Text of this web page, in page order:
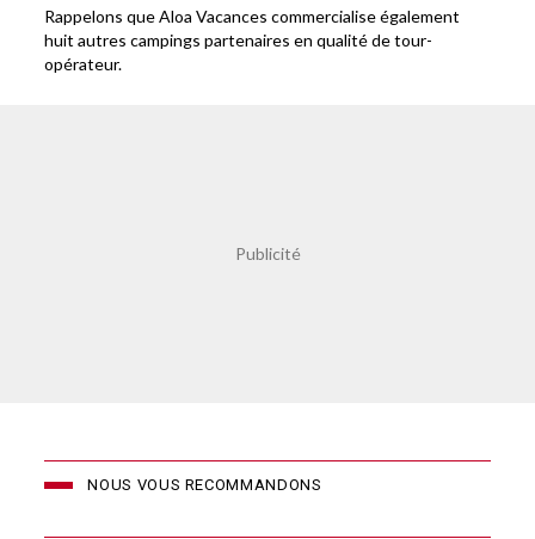
Rappelons que Aloa Vacances commercialise également
huit autres campings partenaires en qualité de tour-
opérateur.
NOUS VOUS RECOMMANDONS